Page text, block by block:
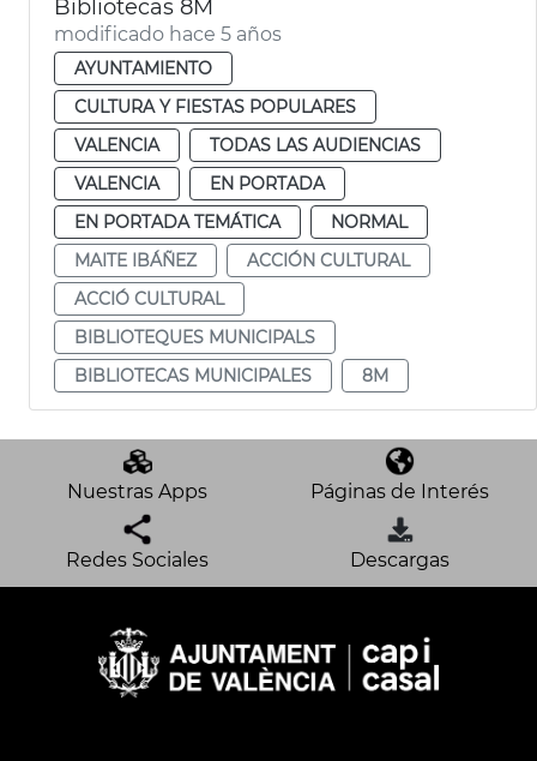
Bibliotecas 8M
modificado hace 5 años
AYUNTAMIENTO
CULTURA Y FIESTAS POPULARES
VALENCIA
TODAS LAS AUDIENCIAS
VALENCIA
EN PORTADA
EN PORTADA TEMÁTICA
NORMAL
MAITE IBÁÑEZ
ACCIÓN CULTURAL
ACCIÓ CULTURAL
BIBLIOTEQUES MUNICIPALS
BIBLIOTECAS MUNICIPALES
8M
Nuestras Apps Páginas de Interés
Redes Sociales Descargas